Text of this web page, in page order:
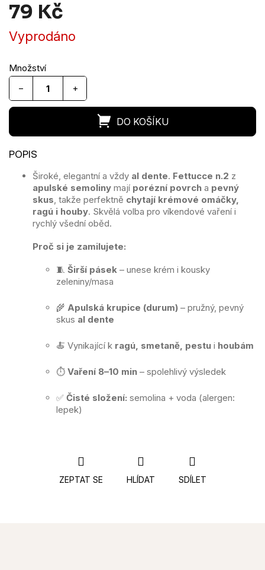
79 Kč
cena:
Vyprodáno
+
−
Široké, elegantní a vždy al dente. Fettucce n.2 z
apulské semoliny mají porézní povrch a pevný
skus, takže perfektně chytají krémové omáčky,
ragú i houby. Skvělá volba pro víkendové vaření i
rychlý všední oběd.
Proč si je zamilujete:
🧵 Širší pásek – unese krém i kousky
zeleniny/masa
🌾 Apulská krupice (durum) – pružný, pevný
skus al dente
🍝 Vynikající k ragú, smetaně, pestu i houbám
⏱️ Vaření 8–10 min – spolehlivý výsledek
✅ Čisté složení: semolina + voda (alergen:
lepek)
ZEPTAT SE HLÍDAT SDÍLET